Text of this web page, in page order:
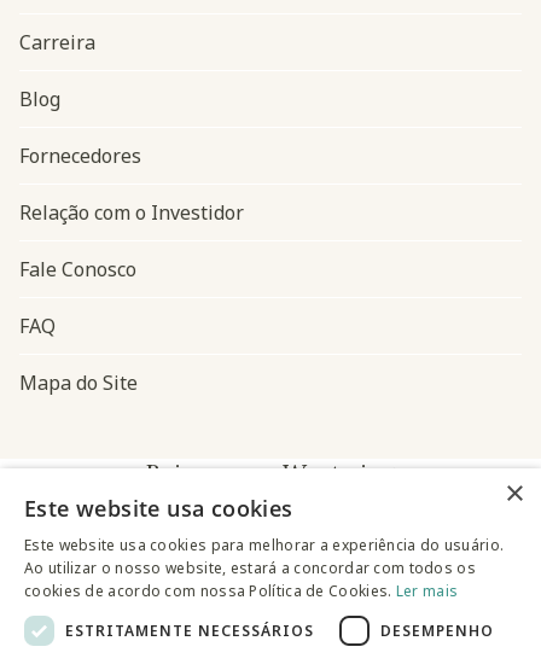
Navegação do rodapé
Carreira
Blog
Fornecedores
Relação com o Investidor
Fale Conosco
FAQ
Mapa do Site
Baixe o app Westwing
×
Este website usa cookies
Este website usa cookies para melhorar a experiência do usuário.
Ao utilizar o nosso website, estará a concordar com todos os
cookies de acordo com nossa Política de Cookies. Ler mais
ESTRITAMENTE NECESSÁRIOS
DESEMPENHO